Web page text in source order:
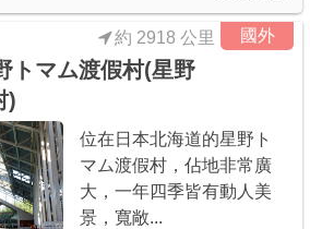
國外
約 2918 公里
トマム渡假村(星野
)
位在日本北海道的星野ト
マム渡假村，佔地非常廣
大，一年四季皆有動人美
景，寬敞...